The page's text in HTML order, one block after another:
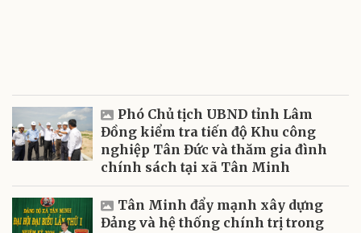
Phó Chủ tịch UBND tỉnh Lâm
Đồng kiểm tra tiến độ Khu công
nghiệp Tân Đức và thăm gia đình
chính sách tại xã Tân Minh
Tân Minh đẩy mạnh xây dựng
Đảng và hệ thống chính trị trong